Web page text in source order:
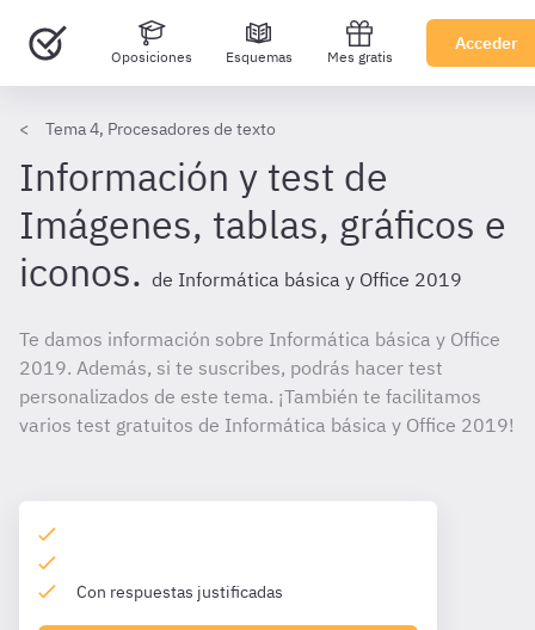
Oposiciones Esquemas Mes gratis
Acceder
Tema 4, Procesadores de texto
Información y test de
Imágenes, tablas, gráficos e
iconos. de Informática básica y Office 2019
Te damos información sobre Informática básica y Office
2019. Además, si te suscribes, podrás hacer test
personalizados de este tema. ¡También te facilitamos
varios test gratuitos de Informática básica y Office 2019!
Con respuestas justificadas